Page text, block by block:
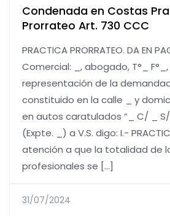
Condenada en Costas
Prorrateo Art. 730 CCC
PRACTICA PRORRATEO. DA EN
Comercial: _, abogado, T°_
representación de la
constituido en la calle _ y
en autos caratulados “_ C/ _ S/
(Expte. _) a V.S. digo: I.-
atención a que la totalidad de
profesionales se […]
31/07/2024